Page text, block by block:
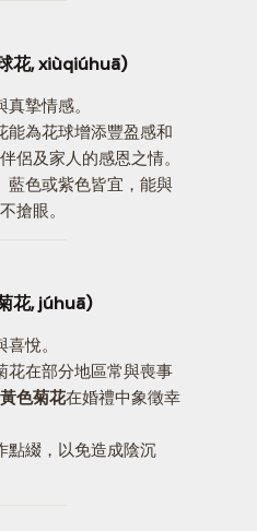
花, xiùqiúhuā)
真摯情感。
能為花球增添豐盈感和
侶及家人的感恩之情。
藍色或紫色皆宜，能與
搶眼。
花, júhuā)
悅。
花在部分地區常與喪事
色菊花在婚禮中象徵幸
點綴，以免造成陰沉